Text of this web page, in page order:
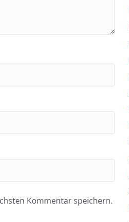
Kommentar speichern.